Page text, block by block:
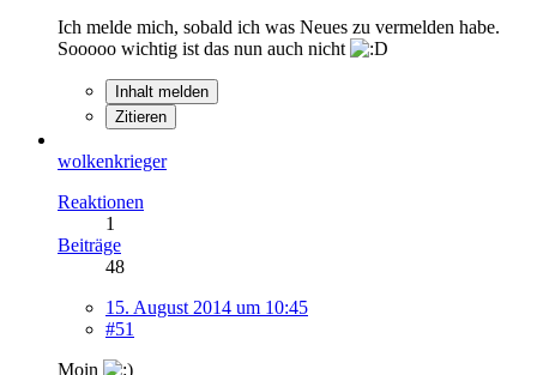
Ich melde mich, sobald ich was Neues zu vermelden habe.
Sooooo wichtig ist das nun auch nicht
Inhalt melden
Zitieren
wolkenkrieger
Reaktionen
1
Beiträge
48
15. August 2014 um 10:45
#51
Moin